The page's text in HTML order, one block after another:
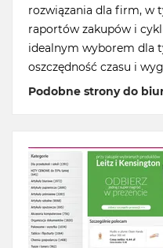
rozwiązania dla firm, w
raportów zakupów i
idealnym wyborem dla
oszczędność czasu i
Podobne strony do